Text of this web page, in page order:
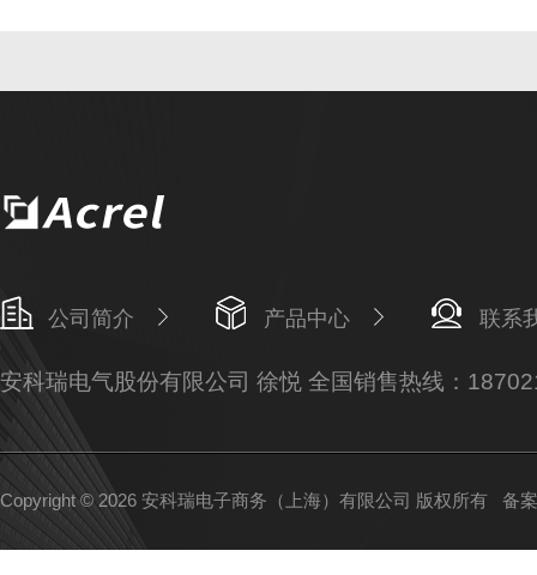
公司简介 产品中心 联系
安科瑞电气股份有限公司 徐悦 全国销售热线：
Copyright © 2026 安科瑞电子商务（上海）有限公司 版权所有 备